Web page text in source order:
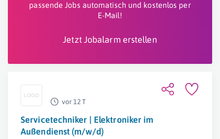
passende Jobs automatisch und kostenlos per
E-Mail!
Jetzt Jobalarm erstellen
vor 12 T
Servicetechniker | Elektroniker im
Außendienst (m/w/d)